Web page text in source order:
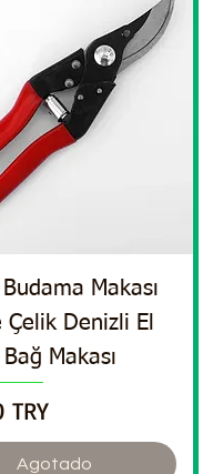
Makası
Çelik Denizli El
Bağ Makası
Agotado